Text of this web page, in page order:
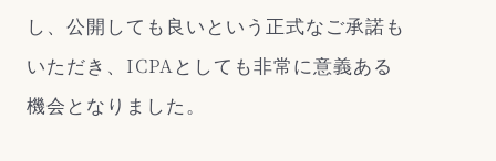
し、公開しても良いという正式なご承諾も
いただき、ICPAとしても非常に意義ある
機会となりました。